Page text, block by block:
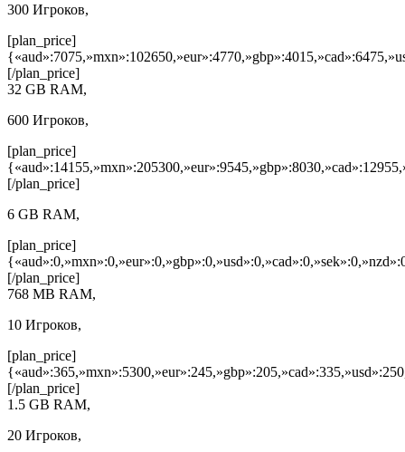
300 Игроков,
[plan_price]
[/plan_price]
32 GB RAM,
600 Игроков,
[plan_price]
[/plan_price]
6 GB RAM,
[plan_price]
[/plan_price]
768 MB RAM,
10 Игроков,
[plan_price]
[/plan_price]
1.5 GB RAM,
20 Игроков,